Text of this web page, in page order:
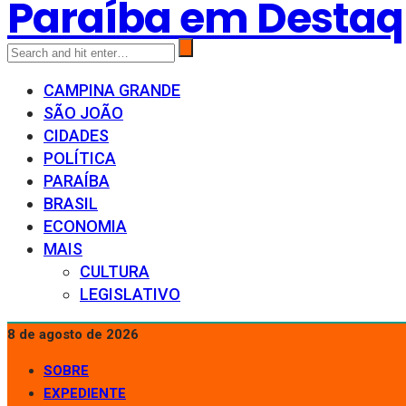
Paraíba em
CAMPINA GRANDE
SÃO JOÃO
CIDADES
POLÍTICA
PARAÍBA
BRASIL
ECONOMIA
MAIS
CULTURA
LEGISLATIVO
8 de agosto de 2026
SOBRE
EXPEDIENTE